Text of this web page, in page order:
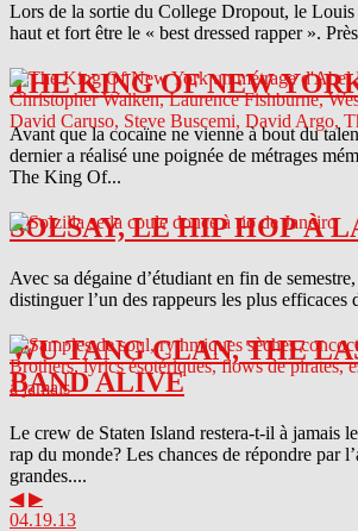
Lors de la sortie du College Dropout, le
haut et fort être le « best dressed rapper ».
THE KING OF NEW
Avant que la cocaïne ne vienne à bout du
dernier a réalisé une poignée de métrages
The King Of...
SOLSAY, LE HIP HOP À
Avec sa dégaine d’étudiant en fin de
distinguer l’un des rappeurs les plus efficaces
WU TANG CLAN, THE
BAND ALIVE
Le crew de Staten Island restera-t-il à jamais
rap du monde? Les chances de répondre par
grandes....
◀ ▶
04.19.13